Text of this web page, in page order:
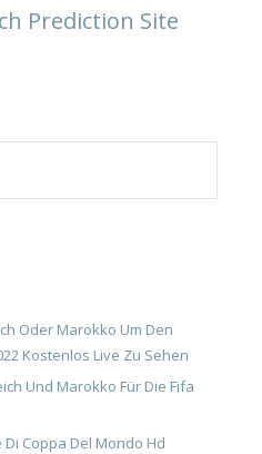
Prediction Site
Oder Marokko Um Den
Kostenlos Live Zu Sehen
Und Marokko Für Die Fifa
Coppa Del Mondo Hd